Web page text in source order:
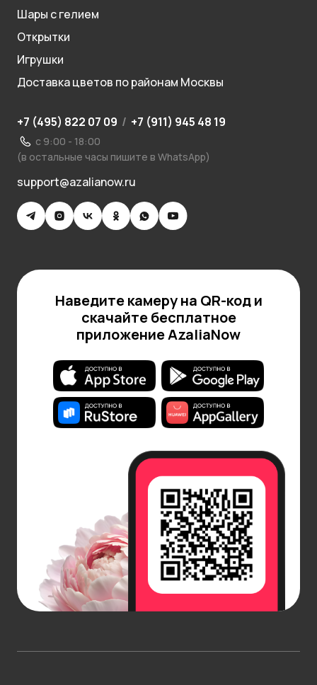
Шары с гелием
Открытки
Игрушки
Доставка цветов по районам Москвы
+7 (495) 822 07 09 / +7 (911) 945 48 19
с 9:00 - 18:00
(в остальные часы пишите в WhatsApp)
support@azalianow.ru
Наведите камеру на QR-код и
скачайте бесплатное
приложение AzaliaNow